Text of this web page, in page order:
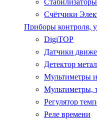
Счётчики
Приборы контроля,
DigiTOP
Датчики
Детектор
Мультиметры
Мультиметры,
Регулятор
Реле времени